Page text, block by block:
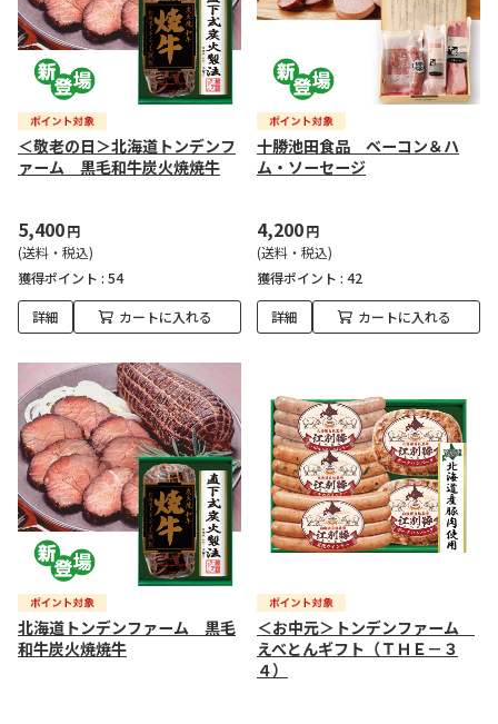
＜敬老の日＞北海道トンデンフ
ァーム 黒毛和牛炭火焼焼牛
5,400円
(送料・税込)
獲得ポイント : 54
詳細 カートに入れる
十勝池田食品 ベーコン＆ハ
ム・ソーセージ
4,200円
(送料・税込)
獲得ポイント : 42
詳細 カートに入れる
北海道トンデンファーム 黒毛
和牛炭火焼焼牛
＜お中元＞トンデンファーム
えべとんギフト（ＴＨＥ－３
４）